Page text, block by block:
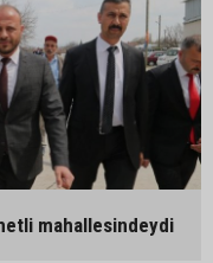
mahallesindeydi